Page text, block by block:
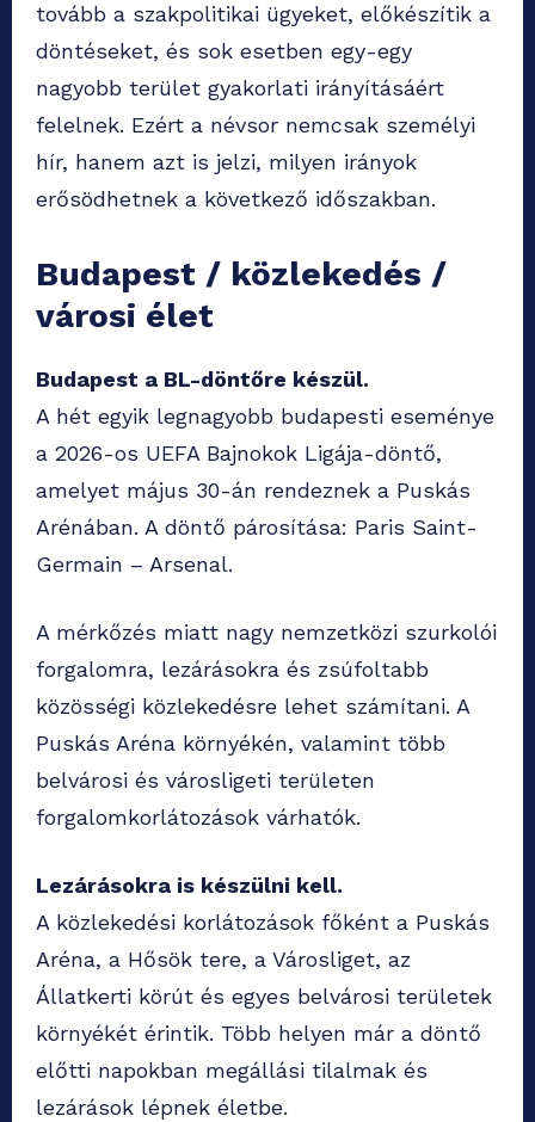
tovább a szakpolitikai ügyeket, előkészítik a
döntéseket, és sok esetben egy-egy
nagyobb terület gyakorlati irányításáért
felelnek. Ezért a névsor nemcsak személyi
hír, hanem azt is jelzi, milyen irányok
erősödhetnek a következő időszakban.
Budapest / közlekedés /
városi élet
Budapest a BL-döntőre készül.
A hét egyik legnagyobb budapesti eseménye
a 2026-os UEFA Bajnokok Ligája-döntő,
amelyet május 30-án rendeznek a Puskás
Arénában. A döntő párosítása: Paris Saint-
Germain – Arsenal.
A mérkőzés miatt nagy nemzetközi szurkolói
forgalomra, lezárásokra és zsúfoltabb
közösségi közlekedésre lehet számítani. A
Puskás Aréna környékén, valamint több
belvárosi és városligeti területen
forgalomkorlátozások várhatók.
Lezárásokra is készülni kell.
A közlekedési korlátozások főként a Puskás
Aréna, a Hősök tere, a Városliget, az
Állatkerti körút és egyes belvárosi területek
környékét érintik. Több helyen már a döntő
előtti napokban megállási tilalmak és
lezárások lépnek életbe.